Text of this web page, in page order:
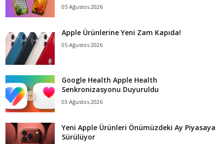
05 Ağustos 2026
Apple Ürünlerine Yeni Zam Kapıda!
05 Ağustos 2026
Google Health Apple Health
Senkronizasyonu Duyuruldu
03 Ağustos 2026
Yeni Apple Ürünleri Önümüzdeki Ay Piyasaya
Sürülüyor